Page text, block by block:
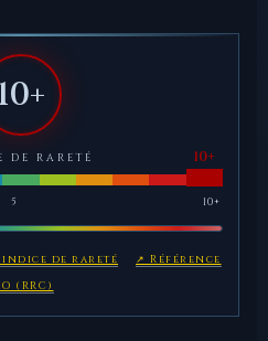
DE RARETÉ
5 10+
de rareté
↗ Référence
(RRC)